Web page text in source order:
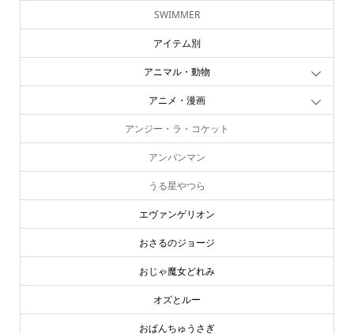
SWIMMER
アイテム別
アニマル・動物
アニメ・漫画
アンジー・ラ・コケット
アンパンマン
うる星やつら
エヴァンゲリオン
おさるのジョージ
おじゃ魔女どれみ
オズとルー
おぱんちゅうさぎ